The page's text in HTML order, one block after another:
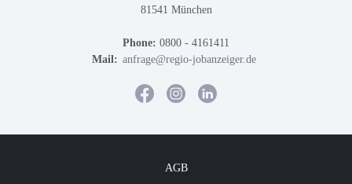
81541 München
Phone: 0800 - 4161411
Mail: anfrage@regio-jobanzeiger.de
AGB